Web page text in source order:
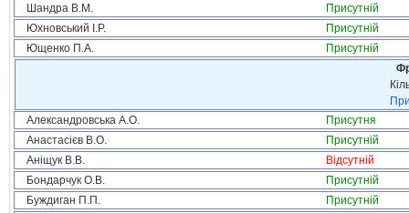
Шандра В.М.
Присутній
Юхновський І.Р.
Присутній
Ющенко П.А.
Присутній
Александровська А.О.
Присутня
Анастасієв В.О.
Присутній
Аніщук В.В.
Відсутній
Бондарчук О.В.
Присутній
Буждиган П.П.
Присутній